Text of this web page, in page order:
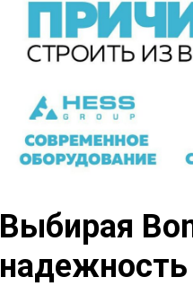
Выбирая
надежность